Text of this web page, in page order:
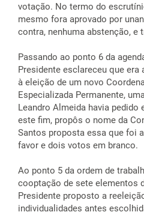
votação. No termo do
mesmo fora aprovado por
contra, nenhuma abstenção, e
Passando ao ponto 6 da
Presidente esclareceu que era
à eleição de um novo
Especializada Permanente,
Leandro Almeida havia pedido
este fim, propôs o nome da
Santos proposta essa que foi
favor e dois votos em branco.
Ao ponto 5 da ordem de
cooptação de sete elementos
Presidente proposto a
individualidades antes